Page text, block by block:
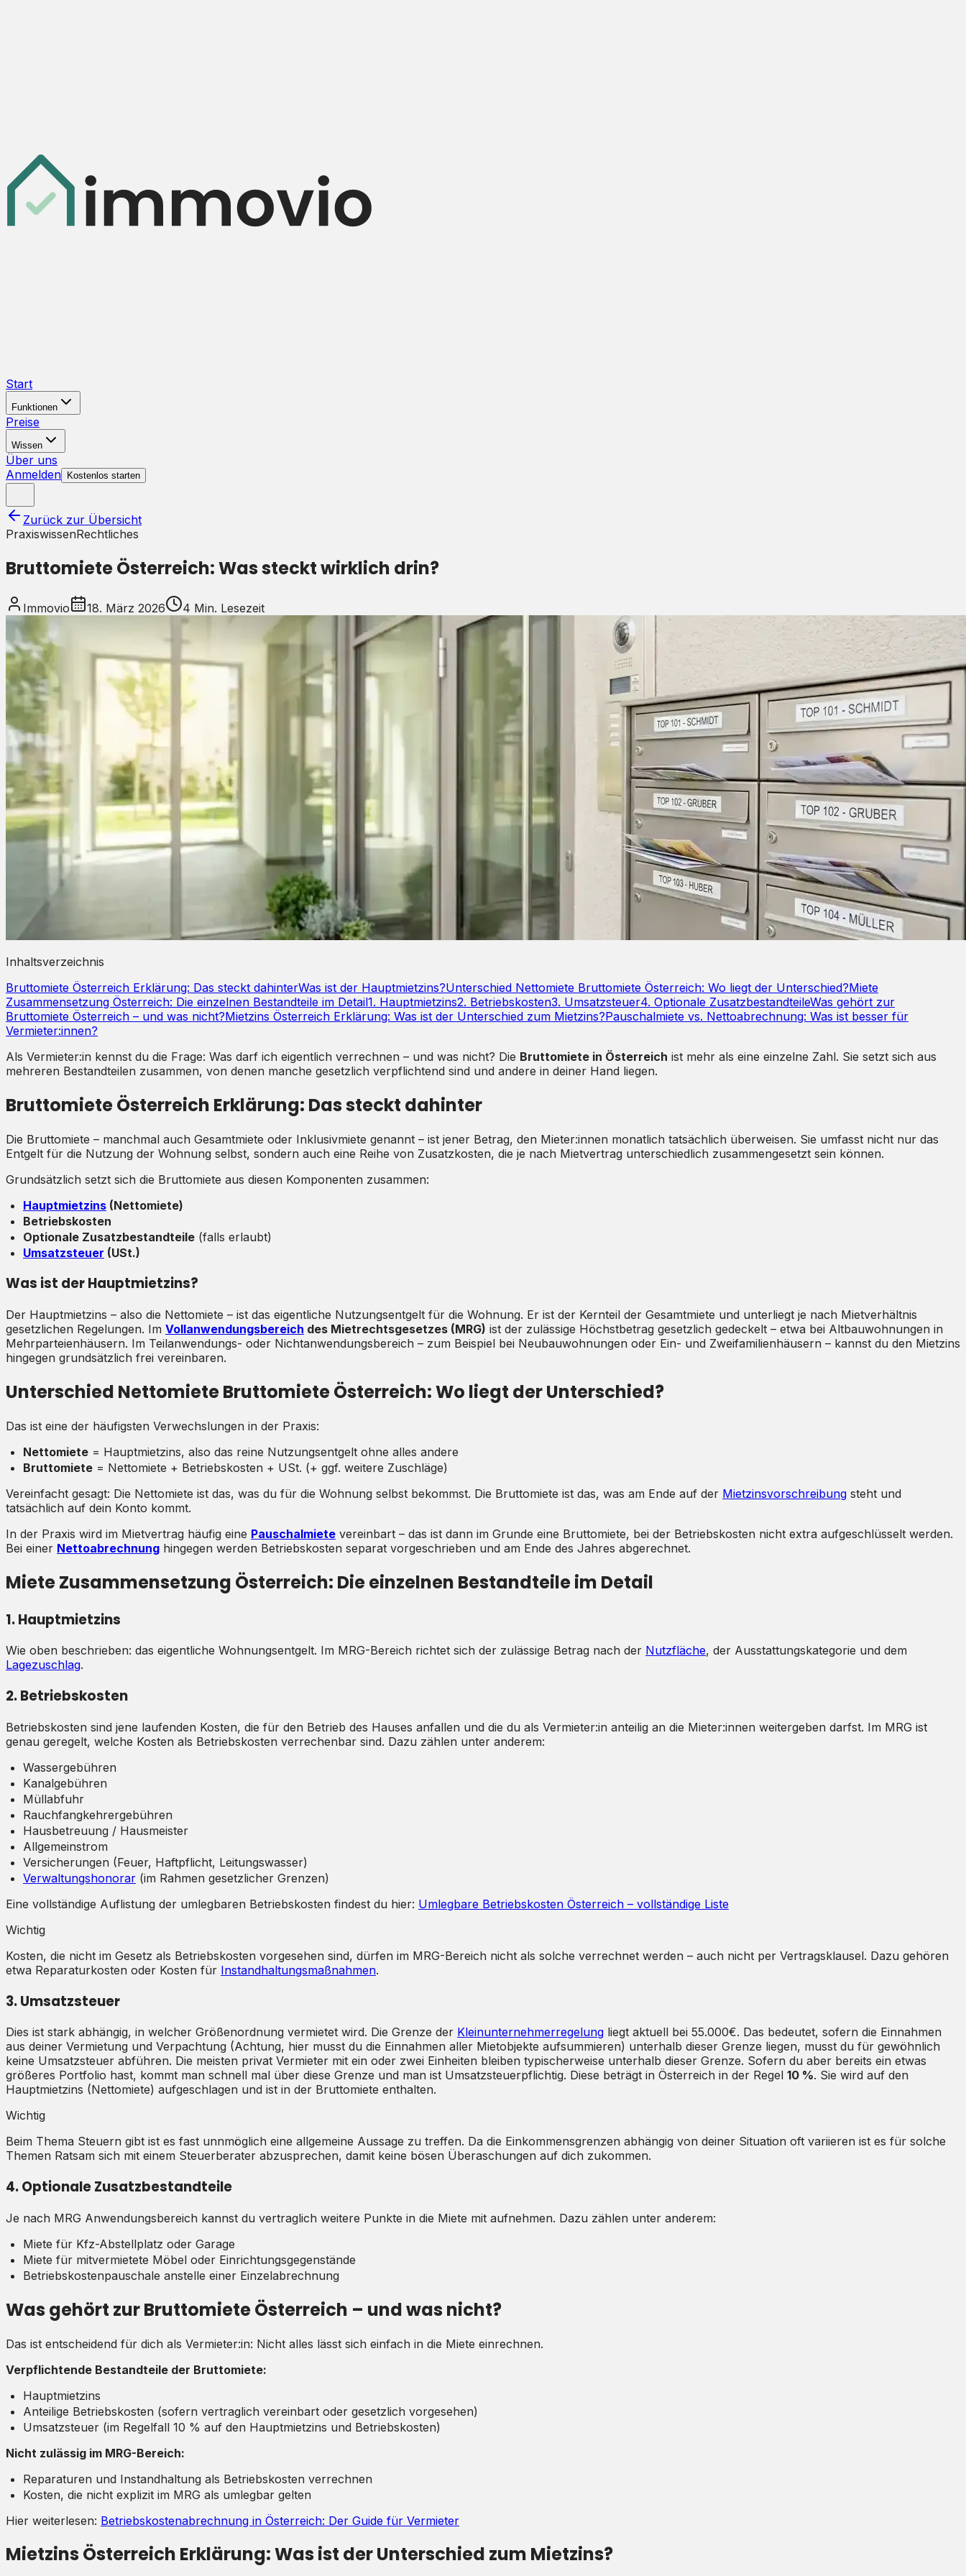
Start
Funktionen
Preise
Wissen
Über uns
Anmelden
Kostenlos starten
Zurück zur Übersicht
PraxiswissenRechtliches
Bruttomiete Österreich: Was steckt wirklich drin?
Immovio 18. März 2026 4 Min. Lesezeit
Inhaltsverzeichnis
Bruttomiete Österreich Erklärung: Das steckt dahinterWas ist der Hauptmietzins?Unterschied Nettomiete Bruttomiete Österreich: Wo liegt der Unterschied?Miete
Zusammensetzung Österreich: Die einzelnen Bestandteile im Detail1. Hauptmietzins2. Betriebskosten3. Umsatzsteuer4. Optionale ZusatzbestandteileWas gehört zur
Bruttomiete Österreich – und was nicht?Mietzins Österreich Erklärung: Was ist der Unterschied zum Mietzins?Pauschalmiete vs. Nettoabrechnung: Was ist besser für
Vermieter:innen?
Als Vermieter:in kennst du die Frage: Was darf ich eigentlich verrechnen – und was nicht? Die Bruttomiete in Österreich ist mehr als eine einzelne Zahl. Sie setzt sich aus
mehreren Bestandteilen zusammen, von denen manche gesetzlich verpflichtend sind und andere in deiner Hand liegen.
Bruttomiete Österreich Erklärung: Das steckt dahinter
Die Bruttomiete – manchmal auch Gesamtmiete oder Inklusivmiete genannt – ist jener Betrag, den Mieter:innen monatlich tatsächlich überweisen. Sie umfasst nicht nur das
Entgelt für die Nutzung der Wohnung selbst, sondern auch eine Reihe von Zusatzkosten, die je nach Mietvertrag unterschiedlich zusammengesetzt sein können.
Grundsätzlich setzt sich die Bruttomiete aus diesen Komponenten zusammen:
Hauptmietzins (Nettomiete)
Betriebskosten
Optionale Zusatzbestandteile (falls erlaubt)
Umsatzsteuer (USt.)
Was ist der Hauptmietzins?
Der Hauptmietzins – also die Nettomiete – ist das eigentliche Nutzungsentgelt für die Wohnung. Er ist der Kernteil der Gesamtmiete und unterliegt je nach Mietverhältnis
gesetzlichen Regelungen. Im Vollanwendungsbereich des Mietrechtsgesetzes (MRG) ist der zulässige Höchstbetrag gesetzlich gedeckelt – etwa bei Altbauwohnungen in
Mehrparteienhäusern. Im Teilanwendungs- oder Nichtanwendungsbereich – zum Beispiel bei Neubauwohnungen oder Ein- und Zweifamilienhäusern – kannst du den Mietzins
hingegen grundsätzlich frei vereinbaren.
Unterschied Nettomiete Bruttomiete Österreich: Wo liegt der Unterschied?
Das ist eine der häufigsten Verwechslungen in der Praxis:
Nettomiete = Hauptmietzins, also das reine Nutzungsentgelt ohne alles andere
Bruttomiete = Nettomiete + Betriebskosten + USt. (+ ggf. weitere Zuschläge)
Vereinfacht gesagt: Die Nettomiete ist das, was du für die Wohnung selbst bekommst. Die Bruttomiete ist das, was am Ende auf der Mietzinsvorschreibung steht und
tatsächlich auf dein Konto kommt.
In der Praxis wird im Mietvertrag häufig eine Pauschalmiete vereinbart – das ist dann im Grunde eine Bruttomiete, bei der Betriebskosten nicht extra aufgeschlüsselt werden.
Bei einer Nettoabrechnung hingegen werden Betriebskosten separat vorgeschrieben und am Ende des Jahres abgerechnet.
Miete Zusammensetzung Österreich: Die einzelnen Bestandteile im Detail
1. Hauptmietzins
Wie oben beschrieben: das eigentliche Wohnungsentgelt. Im MRG-Bereich richtet sich der zulässige Betrag nach der Nutzfläche, der Ausstattungskategorie und dem
Lagezuschlag.
2. Betriebskosten
Betriebskosten sind jene laufenden Kosten, die für den Betrieb des Hauses anfallen und die du als Vermieter:in anteilig an die Mieter:innen weitergeben darfst. Im MRG ist
genau geregelt, welche Kosten als Betriebskosten verrechenbar sind. Dazu zählen unter anderem:
Wassergebühren
Kanalgebühren
Müllabfuhr
Rauchfangkehrergebühren
Hausbetreuung / Hausmeister
Allgemeinstrom
Versicherungen (Feuer, Haftpflicht, Leitungswasser)
Verwaltungshonorar (im Rahmen gesetzlicher Grenzen)
Eine vollständige Auflistung der umlegbaren Betriebskosten findest du hier: Umlegbare Betriebskosten Österreich – vollständige Liste
Wichtig
Kosten, die nicht im Gesetz als Betriebskosten vorgesehen sind, dürfen im MRG-Bereich nicht als solche verrechnet werden – auch nicht per Vertragsklausel. Dazu gehören
etwa Reparaturkosten oder Kosten für Instandhaltungsmaßnahmen.
3. Umsatzsteuer
Dies ist stark abhängig, in welcher Größenordnung vermietet wird. Die Grenze der Kleinunternehmerregelung liegt aktuell bei 55.000€. Das bedeutet, sofern die Einnahmen
aus deiner Vermietung und Verpachtung (Achtung, hier musst du die Einnahmen aller Mietobjekte aufsummieren) unterhalb dieser Grenze liegen, musst du für gewöhnlich
keine Umsatzsteuer abführen. Die meisten privat Vermieter mit ein oder zwei Einheiten bleiben typischerweise unterhalb dieser Grenze. Sofern du aber bereits ein etwas
größeres Portfolio hast, kommt man schnell mal über diese Grenze und man ist Umsatzsteuerpflichtig. Diese beträgt in Österreich in der Regel 10 %. Sie wird auf den
Hauptmietzins (Nettomiete) aufgeschlagen und ist in der Bruttomiete enthalten.
Wichtig
Beim Thema Steuern gibt ist es fast unnmöglich eine allgemeine Aussage zu treffen. Da die Einkommensgrenzen abhängig von deiner Situation oft variieren ist es für solche
Themen Ratsam sich mit einem Steuerberater abzusprechen, damit keine bösen Überaschungen auf dich zukommen.
4. Optionale Zusatzbestandteile
Je nach MRG Anwendungsbereich kannst du vertraglich weitere Punkte in die Miete mit aufnehmen. Dazu zählen unter anderem:
Miete für Kfz-Abstellplatz oder Garage
Miete für mitvermietete Möbel oder Einrichtungsgegenstände
Betriebskostenpauschale anstelle einer Einzelabrechnung
Was gehört zur Bruttomiete Österreich – und was nicht?
Das ist entscheidend für dich als Vermieter:in: Nicht alles lässt sich einfach in die Miete einrechnen.
Verpflichtende Bestandteile der Bruttomiete:
Hauptmietzins
Anteilige Betriebskosten (sofern vertraglich vereinbart oder gesetzlich vorgesehen)
Umsatzsteuer (im Regelfall 10 % auf den Hauptmietzins und Betriebskosten)
Nicht zulässig im MRG-Bereich:
Reparaturen und Instandhaltung als Betriebskosten verrechnen
Kosten, die nicht explizit im MRG als umlegbar gelten
Hier weiterlesen: Betriebskostenabrechnung in Österreich: Der Guide für Vermieter
Mietzins Österreich Erklärung: Was ist der Unterschied zum Mietzins?